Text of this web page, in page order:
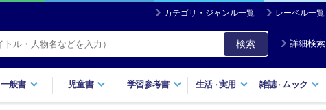
カテゴリ・ジャンル一覧 レーベル一覧
検索 詳細検索
一般書 児童書 学習参考書 生活・実用 雑誌・ ムック